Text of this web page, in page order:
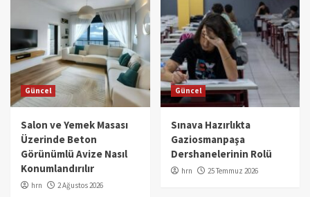
Güncel
Salon ve Yemek Masası
Üzerinde Beton
Görünümlü Avize Nasıl
Konumlandırılır
hrn 2 Ağustos 2026
Güncel
Sınava Hazırlıkta
Gaziosmanpaşa
Dershanelerinin Rolü
hrn 25 Temmuz 2026